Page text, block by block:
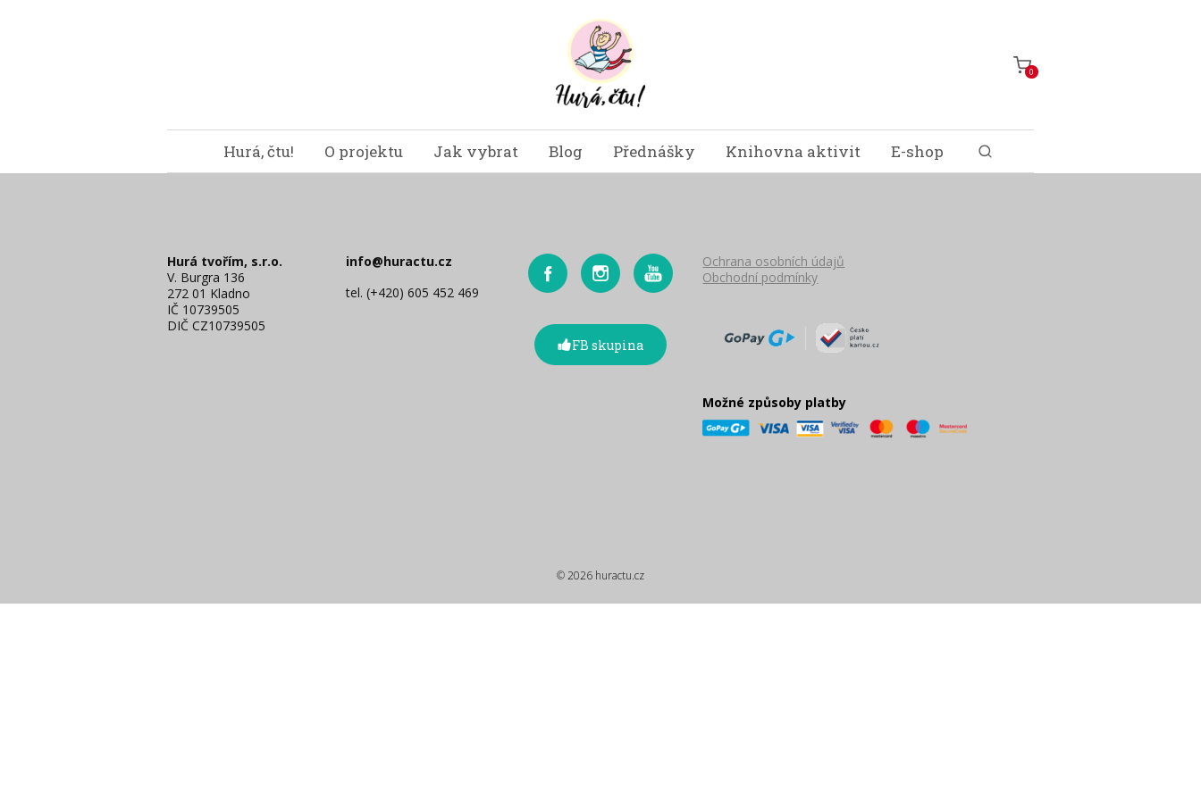
0
Hurá, čtu! O projektu Jak vybrat Blog Přednášky Knihovna aktivit E-shop
Hurá tvořím, s.r.o.
V. Burgra 136
272 01 Kladno
IČ 10739505
DIČ CZ10739505
info@huractu.cz
tel. (+420) 605 452 469
FB skupina
Ochrana osobních údajů
Obchodní podmínky
Možné způsoby platby
© 2026 huractu.cz